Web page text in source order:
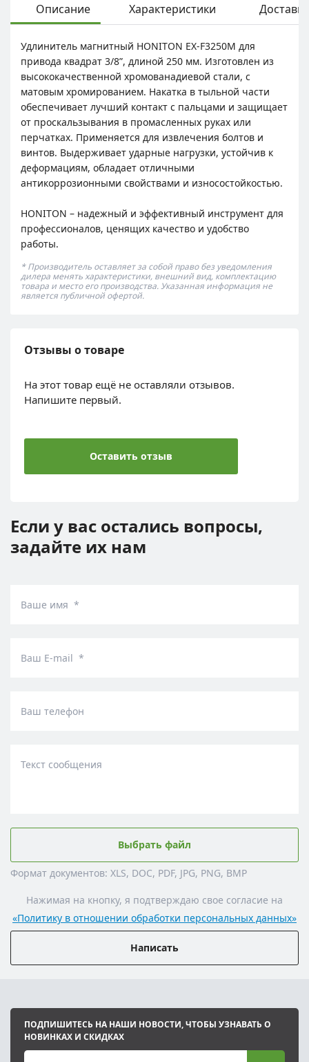
Описание Характеристики Доставка
Удлинитель магнитный HONITON EX-F3250М для
привода квадрат 3/8”, длиной 250 мм. Изготовлен из
высококачественной хромованадиевой стали, с
матовым хромированием. Накатка в тыльной части
обеспечивает лучший контакт с пальцами и защищает
от проскальзывания в промасленных руках или
перчатках. Применяется для извлечения болтов и
винтов. Выдерживает ударные нагрузки, устойчив к
деформациям, обладает отличными
антикоррозионными свойствами и износостойкостью.
HONITON – надежный и эффективный инструмент для
профессионалов, ценящих качество и удобство
работы.
* Производитель оставляет за собой право без уведомления
дилера менять характеристики, внешний вид, комплектацию
товара и место его производства. Указанная информация не
является публичной офертой.
Отзывы о товаре
На этот товар ещё не оставляли отзывов.
Напишите первый.
Оставить отзыв
Если у вас остались вопросы,
задайте их нам
Ваше имя *
Ваш E-mail *
Ваш телефон
Текст сообщения
Выбрать файл
Формат документов: XLS, DOC, PDF, JPG, PNG, BMP
Нажимая на кнопку, я подтверждаю свое согласие на
«Политику в отношении обработки персональных данных»
Написать
ПОДПИШИТЕСЬ НА НАШИ НОВОСТИ, ЧТОБЫ УЗНАВАТЬ О
НОВИНКАХ И СКИДКАХ